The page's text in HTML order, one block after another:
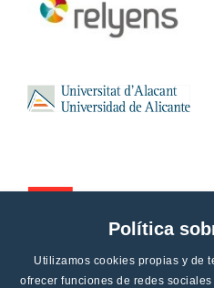
Política
Utilizamos cookies propias y de
ofrecer funciones de redes